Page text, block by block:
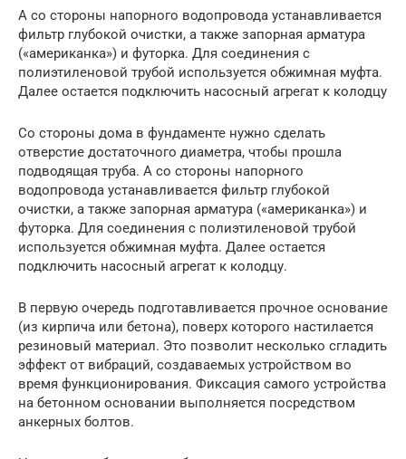
А со стороны напорного водопровода устанавливается
фильтр глубокой очистки, а также запорная арматура
(«американка») и футорка. Для соединения с
полиэтиленовой трубой используется обжимная муфта.
Далее остается подключить насосный агрегат к колодцу
Со стороны дома в фундаменте нужно сделать
отверстие достаточного диаметра, чтобы прошла
подводящая труба. А со стороны напорного
водопровода устанавливается фильтр глубокой
очистки, а также запорная арматура («американка») и
футорка. Для соединения с полиэтиленовой трубой
используется обжимная муфта. Далее остается
подключить насосный агрегат к колодцу.
В первую очередь подготавливается прочное основание
(из кирпича или бетона), поверх которого настилается
резиновый материал. Это позволит несколько сгладить
эффект от вибраций, создаваемых устройством во
время функционирования. Фиксация самого устройства
на бетонном основании выполняется посредством
анкерных болтов.